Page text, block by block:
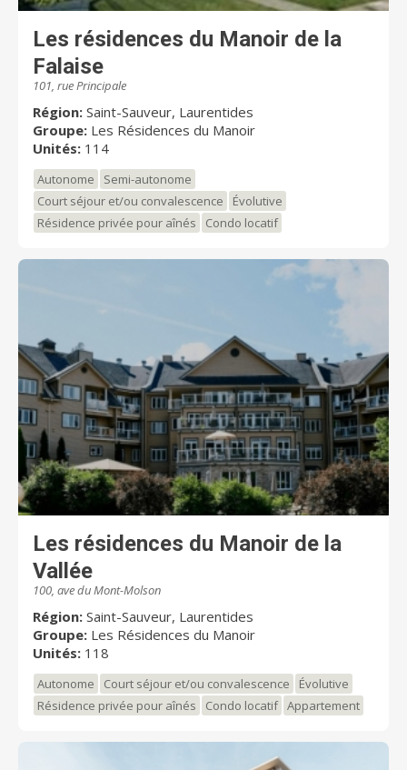
Les résidences du Manoir de la
Falaise
101, rue Principale
Région: Saint-Sauveur, Laurentides
Groupe: Les Résidences du Manoir
Unités: 114
Autonome
Semi-autonome
Court séjour et/ou convalescence
Évolutive
Résidence privée pour aînés
Condo locatif
Les résidences du Manoir de la
Vallée
100, ave du Mont-Molson
Région: Saint-Sauveur, Laurentides
Groupe: Les Résidences du Manoir
Unités: 118
Autonome Court séjour et/ou convalescence
Évolutive
Résidence privée pour aînés
Condo locatif Appartement